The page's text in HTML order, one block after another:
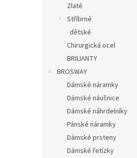
Zlaté
Stříbrné
dětské
Chirurgická ocel
BRILIANTY
BROSWAY
Dámské náramky
Dámské náušnice
Dámské náhrdelníky
Pánské náramky
Dámské prsteny
Dámské řetízky